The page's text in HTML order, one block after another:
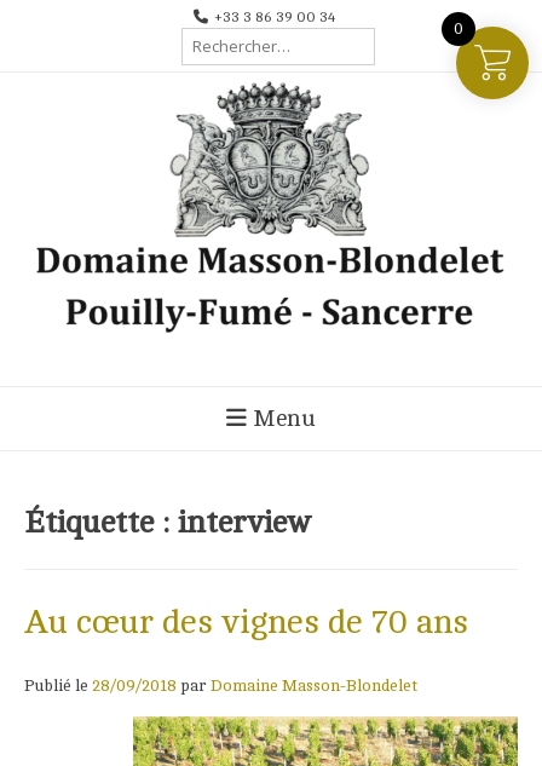
+33 3 86 39 00 34
Rechercher :
Menu
Étiquette : interview
Au cœur des vignes de 70 ans
Publié le 28/09/2018 par Domaine Masson-Blondelet
0